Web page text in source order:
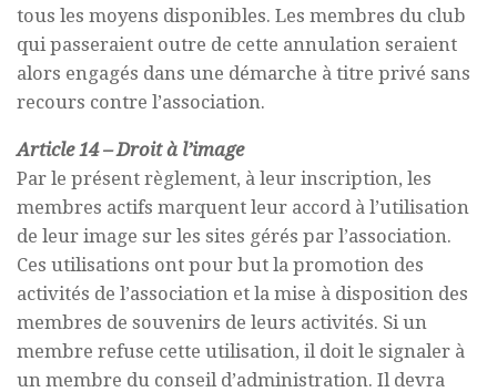
tous les moyens disponibles. Les membres du club
qui passeraient outre de cette annulation seraient
alors engagés dans une démarche à titre privé sans
recours contre l’association.
Article 14 – Droit à l’image
Par le présent règlement, à leur inscription, les
membres actifs marquent leur accord à l’utilisation
de leur image sur les sites gérés par l’association.
Ces utilisations ont pour but la promotion des
activités de l’association et la mise à disposition des
membres de souvenirs de leurs activités. Si un
membre refuse cette utilisation, il doit le signaler à
un membre du conseil d’administration. Il devra